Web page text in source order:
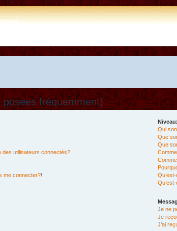
fréquemment)
des utilisateurs connectés?
me connecter?!
Qui
Que
Que
Je ne
Je
J’ai